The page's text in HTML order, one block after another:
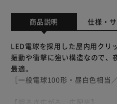
商品説明 仕様・
LED電球を採用した屋内用クリ
振動や衝撃に強い構造なので、
最適。
［一般電球100形・昼白色相当